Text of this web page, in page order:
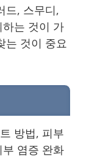
드, 스무디,
는 것이 가
는 것이 중요
방법, 피부
염증 완화